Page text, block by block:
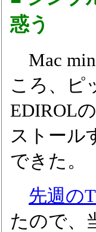
惑う
Mac
ころ、ピ
EDIROL
ストール
できた。
先週の
たので、